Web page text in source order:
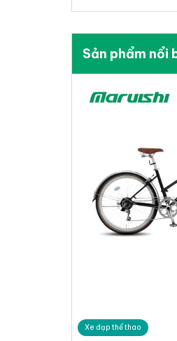
Sản phẩm nổi
Xe đạp thể thao